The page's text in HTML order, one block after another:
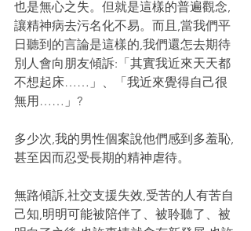
也是無心之失。但就是這樣的普遍觀念,
讓精神病去污名化不易。而且,當我們平
日聽到的言論是這樣的,我們還怎去期待
別人會向朋友傾訴:「其實我近來天天都
不想起床……」、「我近來覺得自己很
無用……」?
多少次,我的男性個案說他們感到多羞恥,
甚至因而忍受長期的精神虐待。
無路傾訴,社交支援失效,受苦的人有苦自
己知,明明可能被陪伴了、被聆聽了、被